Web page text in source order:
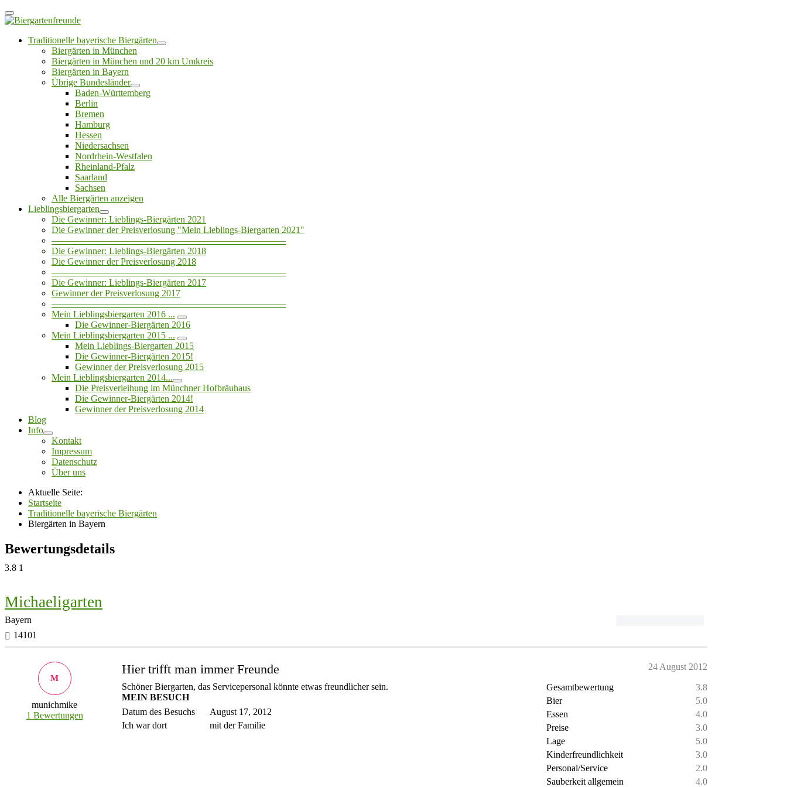
Traditionelle bayerische Biergärten
Biergärten in München
Biergärten in München und 20 km Umkreis
Biergärten in Bayern
Übrige Bundesländer
Baden-Württemberg
Berlin
Bremen
Hamburg
Hessen
Niedersachsen
Nordrhein-Westfalen
Rheinland-Pfalz
Saarland
Sachsen
Alle Biergärten anzeigen
Lieblingsbiergarten
Die Gewinner: Lieblings-Biergärten 2021
Die Gewinner der Preisverlosung "Mein Lieblings-Biergarten 2021"
—————————————————————————
Die Gewinner: Lieblings-Biergärten 2018
Die Gewinner der Preisverlosung 2018
—————————————————————————
Die Gewinner: Lieblings-Biergärten 2017
Gewinner der Preisverlosung 2017
—————————————————————————
Mein Lieblingsbiergarten 2016 ...
Die Gewinner-Biergärten 2016
Mein Lieblingsbiergarten 2015 ...
Mein Lieblings-Biergarten 2015
Die Gewinner-Biergärten 2015!
Gewinner der Preisverlosung 2015
Mein Lieblingsbiergarten 2014...
Die Preisverleihung im Münchner Hofbräuhaus
Die Gewinner-Biergärten 2014!
Gewinner der Preisverlosung 2014
Blog
Info
Kontakt
Impressum
Datenschutz
Über uns
Aktuelle Seite:
Startseite
Traditionelle bayerische Biergärten
Biergärten in Bayern
Bewertungsdetails
3.8 1
Michaeligarten
Bayern
14101
Hier trifft man immer Freunde 24 August 2012
Gesamtbewertung
3.8
Bier
5.0
Essen
4.0
Preise
3.0
Lage
5.0
Kinderfreundlichkeit
3.0
Personal/Service
2.0
Sauberkeit allgemein
4.0
Schöner Biergarten, das Servicepersonal könnte etwas freundlicher sein.
MEIN BESUCH
Datum des Besuchs
August 17, 2012
Ich war dort
mit der Familie
M
munichmike
1 Bewertungen